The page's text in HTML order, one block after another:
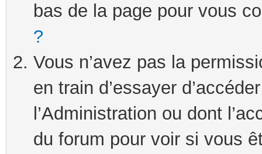
bas de la page pour vous
?
Vous n’avez pas la
en train d’essayer
l’Administration ou dont
du forum pour voir si vous